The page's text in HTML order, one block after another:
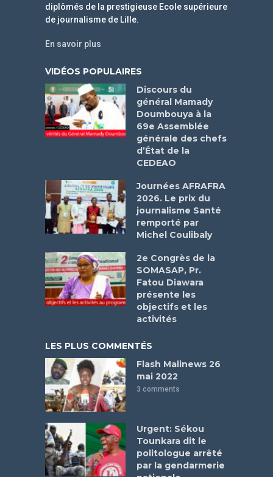
diplômés de la prestigieuse Ecole supérieure
de journalisme de Lille.
En savoir plus
VIDÉOS POPULAIRES
Discours du
général Mamady
Doumbouya à la
69e Assemblée
générale des chefs
d’État de la
CEDEAO
Journées AFRAFRA
2026. Le prix du
journalisme Santé
remporté par
Michel Coulibaly
2e Congrès de la
SOMASAP, Pr.
Fatou Diawara
présente les
objectifs et les
activités
LES PLUS COMMENTÉS
Flash Malinews 26
mai 2022
3 comments
Urgent: Sékou
Tounkara dit le
politologue arrêté
par la gendarmerie